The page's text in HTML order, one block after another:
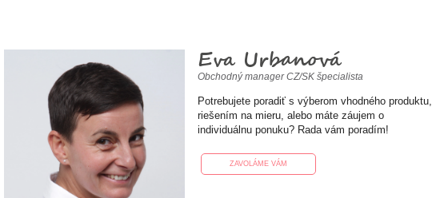
Eva Urbanová
Obchodný manager CZ/SK špecialista
Potrebujete poradiť s výberom vhodného produktu,
riešením na mieru, alebo máte záujem o
individuálnu ponuku? Rada vám poradím!
ZAVOLÁME VÁM